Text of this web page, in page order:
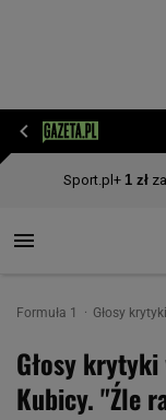
Formuła 1 Głosy
Głosy
Kubicy. "Źle